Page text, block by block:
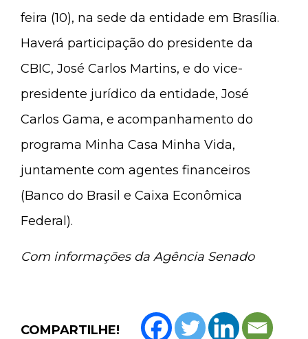
feira (10), na sede da entidade em Brasília.
Haverá participação do presidente da
CBIC, José Carlos Martins, e do vice-
presidente jurídico da entidade, José
Carlos Gama, e acompanhamento do
programa Minha Casa Minha Vida,
juntamente com agentes financeiros
(Banco do Brasil e Caixa Econômica
Federal).
Com informações da Agência Senado
COMPARTILHE!